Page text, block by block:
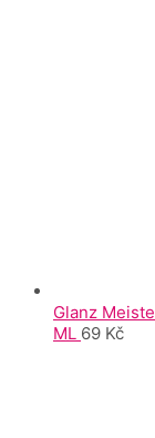
Glanz
ML 69 Kč